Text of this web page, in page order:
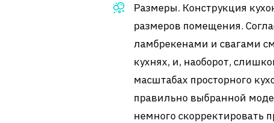
Размеры. Конструкция
размеров помещения.
ламбрекенами и свагами
кухнях, и, наоборот,
масштабах просторного
правильно выбранной
немного скорректировать